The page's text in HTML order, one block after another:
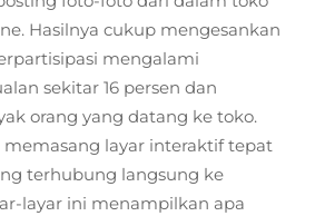
Hasilnya cukup mengesankan
mengalami
sekitar 16 persen dan
orang yang datang ke toko.
memasang layar interaktif tepat
terhubung langsung ke
layar ini menampilkan apa